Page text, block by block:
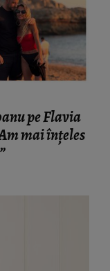
pe Flavia
mai înțeles